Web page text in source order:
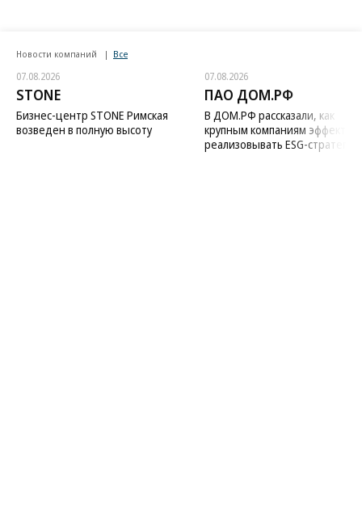
Новости компаний Все
07.08.2026
STONE
Бизнес-центр STONE Римская
возведен в полную высоту
07.08.2026
ПАО ДОМ.РФ
В ДОМ.РФ рассказали, как
крупным компаниям
реализовывать ESG-стратегию